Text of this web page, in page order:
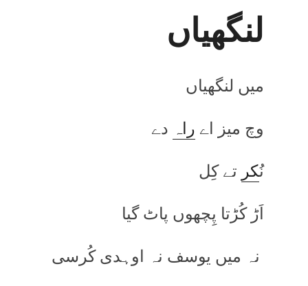
لنگھیاں
میں لنگھیاں
وچ میز اے راہ دے
نُکر تے کِل
اَڑ کُڑتا پِچھوں پاٹ گیا
نہ میں یوسف نہ اوہدی کُرسی